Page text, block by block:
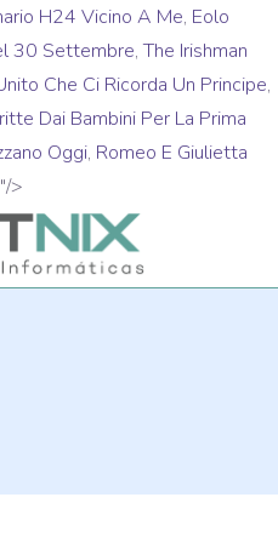
H24 Vicino A Me, Eolo
30 Settembre,The Irishman
Che Ci Ricorda Un Principe,
Dai Bambini Per La Prima
Oggi, Romeo E Giulietta
>